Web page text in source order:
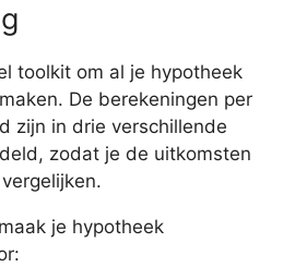
toolkit om al je hypotheek
De berekeningen per
zijn in drie verschillende
zodat je de uitkomsten
je hypotheek